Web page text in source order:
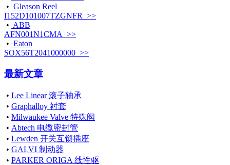
• Gleason Reel
I152D101007TZGNFR >>
• ABB
AFN001N1CMA >>
• Eaton
SOX56T2041000000 >>
最新文章
• Lee Linear 滚子轴承
• Graphalloy 衬套
• Milwaukee Valve 特殊阀
• Abtech 电缆密封管
• Lewden 开关互锁插座
• GALVI 制动器
• PARKER ORIGA 线性驱